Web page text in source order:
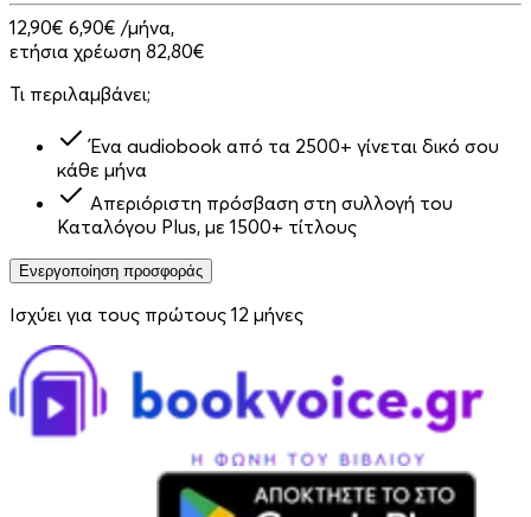
12,90€ 6,90€ /μήνα,
ετήσια χρέωση 82,80€
Τι περιλαμβάνει;
Ένα audiobook από τα 2500+ γίνεται δικό σου
κάθε μήνα
Απεριόριστη πρόσβαση στη συλλογή του
Καταλόγου Plus, με 1500+ τίτλους
Ενεργοποίηση προσφοράς
Ισχύει για τους πρώτους 12 μήνες